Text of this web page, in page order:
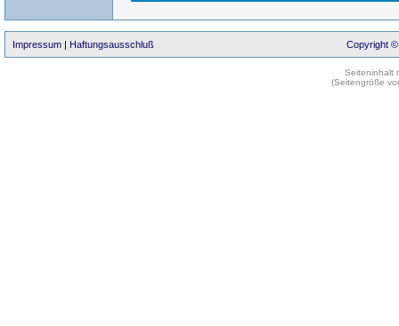
Impressum | Haftungsausschluß Copyright ©
Seiteninhalt
(Seitengröße